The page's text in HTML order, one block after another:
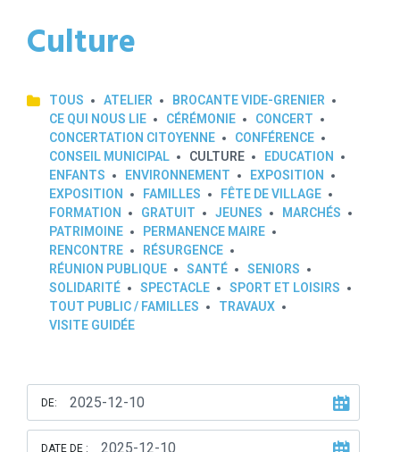
Culture
TOUS ATELIER
BROCANTE VIDE-GRENIER
CE QUI NOUS LIE
CÉRÉMONIE
CONCERT
CONCERTATION CITOYENNE
CONFÉRENCE
CONSEIL MUNICIPAL
CULTURE
EDUCATION
ENFANTS
ENVIRONNEMENT
EXPOSITION
EXPOSITION
FAMILLES
FÊTE DE VILLAGE
FORMATION
GRATUIT JEUNES
MARCHÉS
PATRIMOINE
PERMANENCE MAIRE
RENCONTRE
RÉSURGENCE
RÉUNION PUBLIQUE
SANTÉ
SENIORS
SOLIDARITÉ
SPECTACLE
SPORT ET LOISIRS
TOUT PUBLIC / FAMILLES
TRAVAUX
VISITE GUIDÉE
DE:
DATE DE :